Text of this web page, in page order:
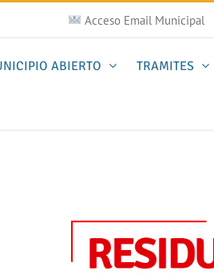
Acceso Email Municipal
ABIERTO TRAMITES